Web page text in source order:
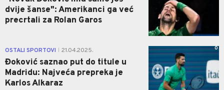
dvije šanse": Amerikanci ga već
precrtali za Rolan Garos
OSTALI SPORTOVI 21.04.2025.
Đoković saznao put do titule u
Madridu: Najveća prepreka je
Karlos Alkaraz
0